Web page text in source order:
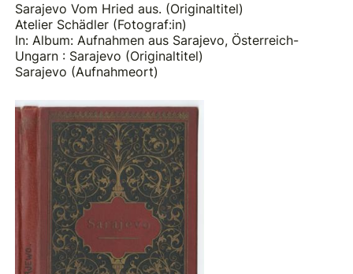
Sarajevo Vom Hried aus. (Originaltitel)
Atelier Schädler (Fotograf:in)
In: Album: Aufnahmen aus Sarajevo, Österreich-
Ungarn : Sarajevo (Originaltitel)
Sarajevo (Aufnahmeort)